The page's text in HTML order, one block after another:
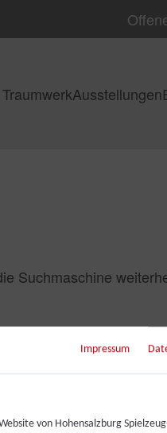
TraumwerkAusstellungen
Suchmaschine
Impressum
von Hohensalzburg